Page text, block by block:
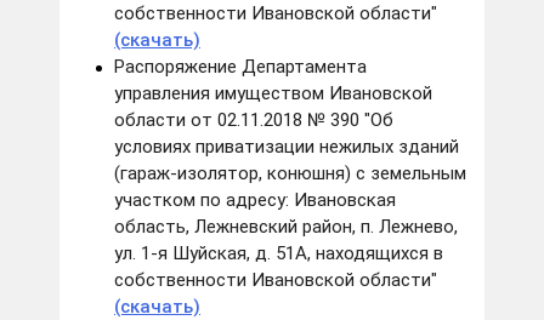
собственности Ивановской области"
(скачать)
Распоряжение Департамента
управления имуществом Ивановской
области от 02.11.2018 № 390 "Об
условиях приватизации нежилых зданий
(гараж-изолятор, конюшня) с земельным
участком по адресу: Ивановская
область, Лежневский район, п. Лежнево,
ул. 1-я Шуйская, д. 51А, находящихся в
собственности Ивановской области"
(скачать)